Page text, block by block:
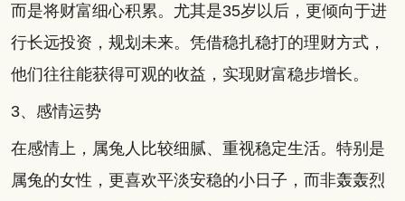
而是将财富细心积累。尤其是35岁以后，更倾向于进
行长远投资，规划未来。凭借稳扎稳打的理财方式，
他们往往能获得可观的收益，实现财富稳步增长。
3、感情运势
在感情上，属兔人比较细腻、重视稳定生活。特别是
属兔的女性，更喜欢平淡安稳的小日子，而非轰轰烈